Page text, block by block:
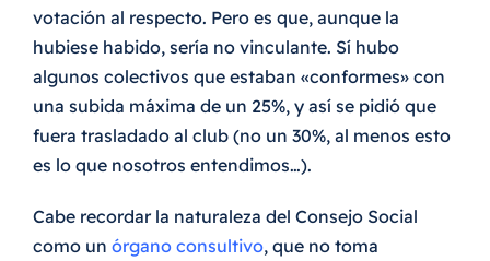
votación al respecto. Pero es que, aunque la
hubiese habido, sería no vinculante. Sí hubo
algunos colectivos que estaban «conformes» con
una subida máxima de un 25%, y así se pidió que
fuera trasladado al club (no un 30%, al menos esto
es lo que nosotros entendimos…).
Cabe recordar la naturaleza del Consejo Social
como un órgano consultivo, que no toma